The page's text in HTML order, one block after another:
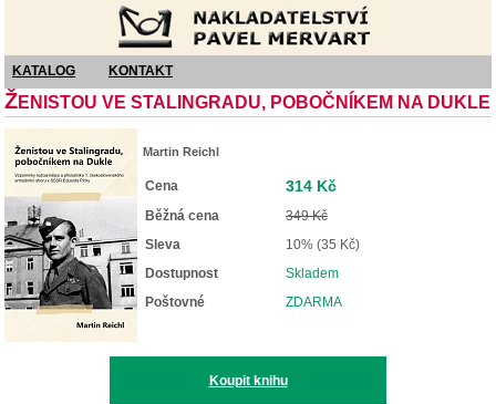
KATALOG KONTAKT
ŽENISTOU VE STALINGRADU, POBOČNÍKEM NA DUKLE
Martin Reichl
Cena 314 Kč
Běžná cena
349 Kč
Sleva
10% (35 Kč)
Dostupnost
Skladem
Poštovné
ZDARMA
Koupit knihu